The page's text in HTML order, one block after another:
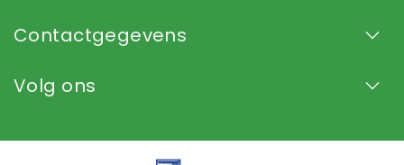
Contactgegevens
Volg ons